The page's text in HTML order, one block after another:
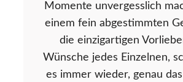
Momente unvergesslich
einem fein abgestimmten
die einzigartigen
Wünsche jedes Einzelnen,
es immer wieder, genau